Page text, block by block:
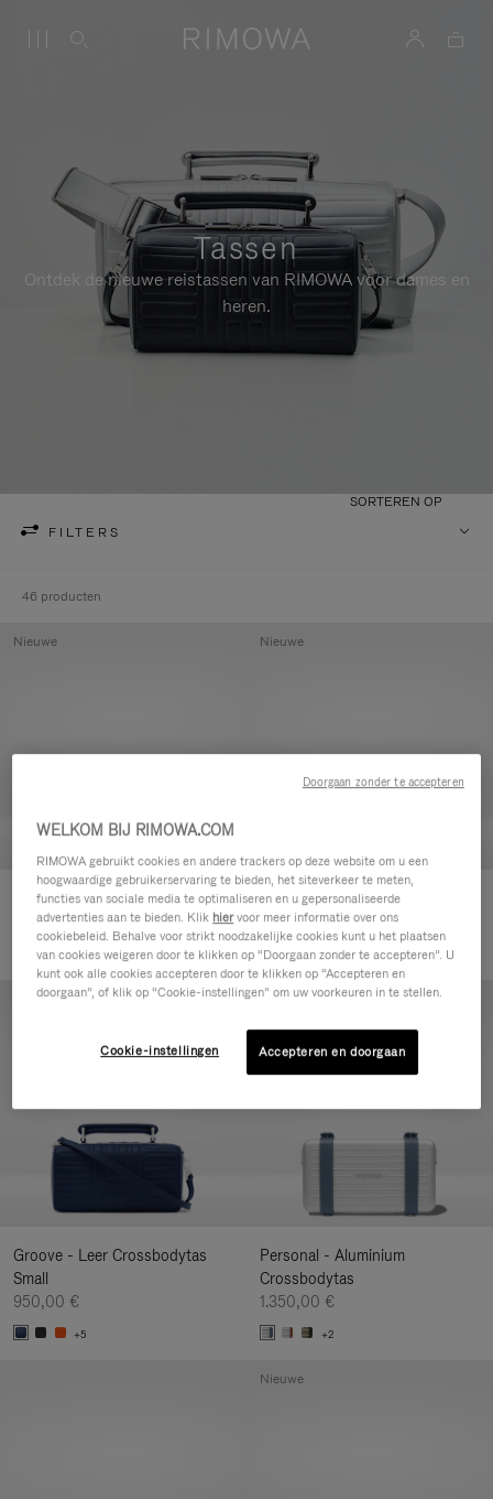
Tassen
Ontdek de nieuwe reistassen van RIMOWA voor dames en
heren.
FILTERS
SORTEREN OP
46 producten
Groove - Leer Etui met rits
420,00 €
Nieuwe
Groove - Leer Etui met rits
420,00 €
Nieuwe
Groove - Leer Crossbodytas
Small
950,00 €
+5
Nieuwe
Personal - Aluminium
Crossbodytas
1.350,00 €
+2
Nieuwe
WELKOM BIJ RIMOWA.COM
RIMOWA gebruikt cookies en andere trackers op deze website om u een
hoogwaardige gebruikerservaring te bieden, het siteverkeer te meten,
functies van sociale media te optimaliseren en u gepersonaliseerde
advertenties aan te bieden. Klik hiervoor meer informatie over ons
cookiebeleid. Behalve voor strikt noodzakelijke cookies kunt u het plaatsen
van cookies weigeren door te klikken op “Doorgaan zonder te accepteren”. U
kunt ook alle cookies accepteren door te klikken op “Accepteren en
doorgaan”, of klik op “Cookie-instellingen” om uw voorkeuren in te stellen.
Cookie-instellingen Accepteren en doorgaan
Doorgaan zonder te accepteren